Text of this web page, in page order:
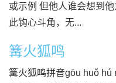
或示例 但他人谁会想到
此钩心斗角，无...
篝火狐鸣
篝火狐鸣拼音gōu huǒ hú